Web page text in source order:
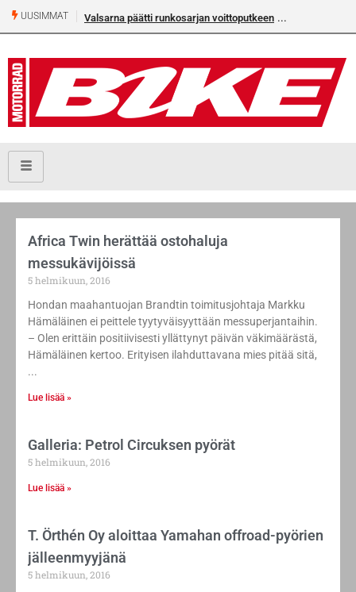
UUSIMMAT Valsarna päätti runkosarjan voittoputkeen
Africa Twin herättää ostohaluja
messukävijöissä
5 helmikuun, 2016
Hondan maahantuojan Brandtin toimitusjohtaja Markku
Hämäläinen ei peittele tyytyväisyyttään messuperjantaihin.
– Olen erittäin positiivisesti yllättynyt päivän väkimäärästä,
Hämäläinen kertoo. Erityisen ilahduttavana mies pitää sitä,
Lue lisää »
Galleria: Petrol Circuksen pyörät
5 helmikuun, 2016
Lue lisää »
T. Örthén Oy aloittaa Yamahan offroad-pyörien
jälleenmyyjänä
5 helmikuun, 2016